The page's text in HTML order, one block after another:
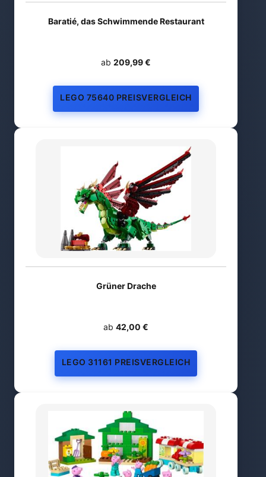
Baratié, das Schwimmende Restaurant
ab 209,99 €
LEGO 75640 PREISVERGLEICH
Grüner Drache
ab 42,00 €
LEGO 31161 PREISVERGLEICH